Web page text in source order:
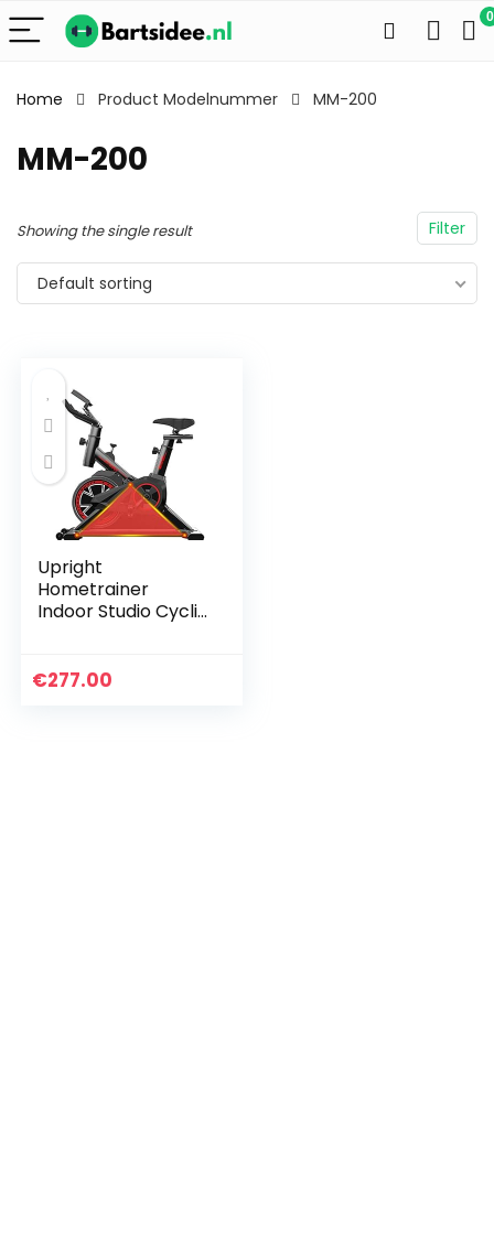
0
Home Product Modelnummer MM-200
MM-200
Filter
Showing the single result
Default sorting
Upright
Hometrainer
Indoor Studio Cycli
Fitness Fiets En
€277.00